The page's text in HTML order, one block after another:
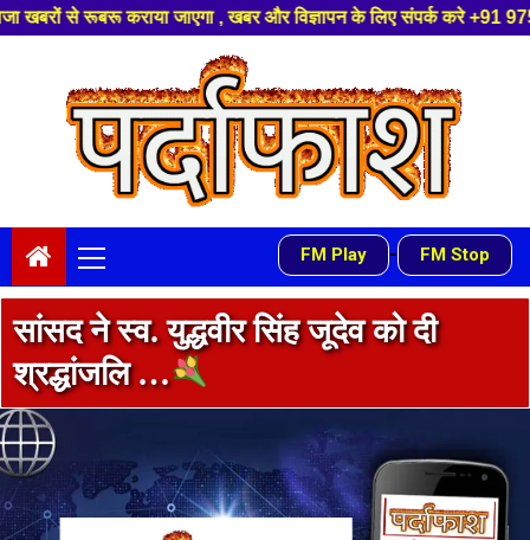
, खबर और विज्ञापन के लिए संपर्क करे +91 97541 60816 ,हमारे
content
Menu
FM Play - FM Stop
सांसद ने स्व. युद्धवीर सिंह जूदेव को दी
श्रद्धांजलि …